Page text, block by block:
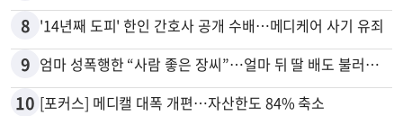
8 '14년째 도피' 한인 간호사 공개 수배…메디케어 사기 유죄
9 엄마 성폭행한 “사람 좋은 장씨”…얼마 뒤 딸 배도 불러왔다
10 [포커스] 메디캘 대폭 개편…자산한도 84% 축소